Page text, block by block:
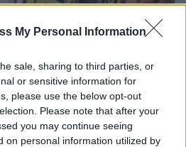
My Personal Information
sale, sharing to third parties, or
or sensitive information for
please use the below opt-out
Please note that after your
you may continue seeing
on personal information utilized by
Korppila tyrmää